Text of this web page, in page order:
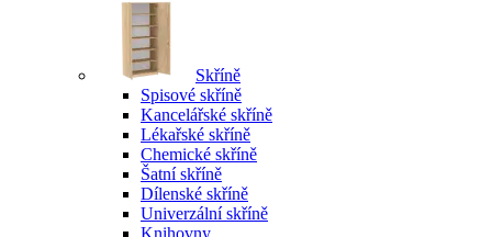
Skříně
Spisové skříně
Kancelářské skříně
Lékařské skříně
Chemické skříně
Šatní skříně
Dílenské skříně
Univerzální skříně
Knihovny